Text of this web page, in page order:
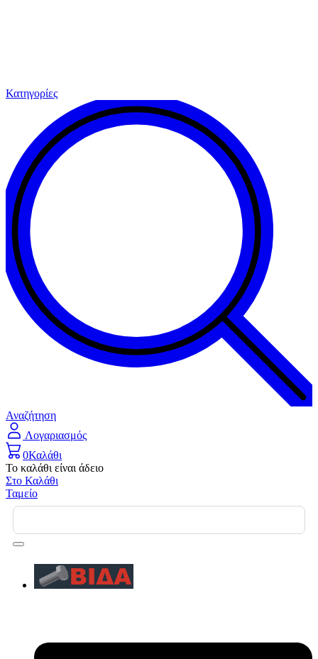
Κατηγορίες
Αναζήτηση
Λογαριασμός
0Καλάθι
Το καλάθι είναι άδειο
Στο Καλάθι
Ταμείο